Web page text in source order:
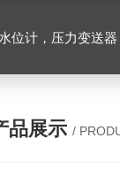
计，压力变送器
品展示 /